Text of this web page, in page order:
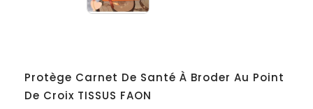
Protège Carnet De Santé À Broder Au Point
De Croix TISSUS FAON